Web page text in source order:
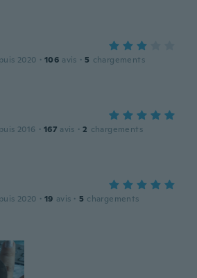
2020 · 106 avis · 5 chargements
2016 · 167 avis · 2 chargements
2020 · 19 avis · 5 chargements